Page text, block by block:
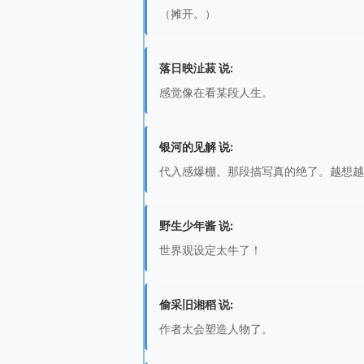
（摊开。）
落日映沚菽 说:
感觉像在看某段人生。
银河的见解 说:
代入感爆棚。那段描写真的绝了。越想
野生少年酱 说:
世界观设定太牛了！
偷采旧湘稻 说:
作者太会塑造人物了。